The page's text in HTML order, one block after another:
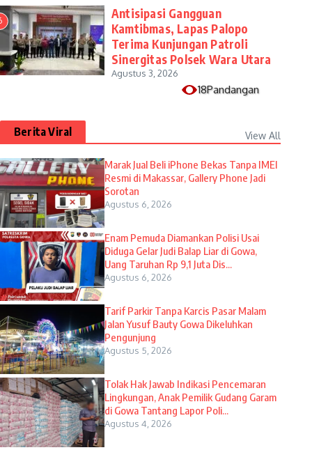
Antisipasi Gangguan
Kamtibmas, Lapas Palopo
Terima Kunjungan Patroli
Sinergitas Polsek Wara Utara
Agustus 3, 2026
18Pandangan
Berita Viral View All
​Marak Jual Beli iPhone Bekas Tanpa IMEI
Resmi di Makassar, Gallery Phone Jadi
Sorotan
Agustus 6, 2026
Enam Pemuda Diamankan Polisi Usai
Diduga Gelar Judi Balap Liar di Gowa,
Uang Taruhan Rp 9,1 Juta Dis...
Agustus 6, 2026
Tarif Parkir Tanpa Karcis Pasar Malam
Jalan Yusuf Bauty Gowa Dikeluhkan
Pengunjung
Agustus 5, 2026
Tolak Hak Jawab Indikasi Pencemaran
Lingkungan, Anak Pemilik Gudang Garam
di Gowa Tantang Lapor Poli...
Agustus 4, 2026